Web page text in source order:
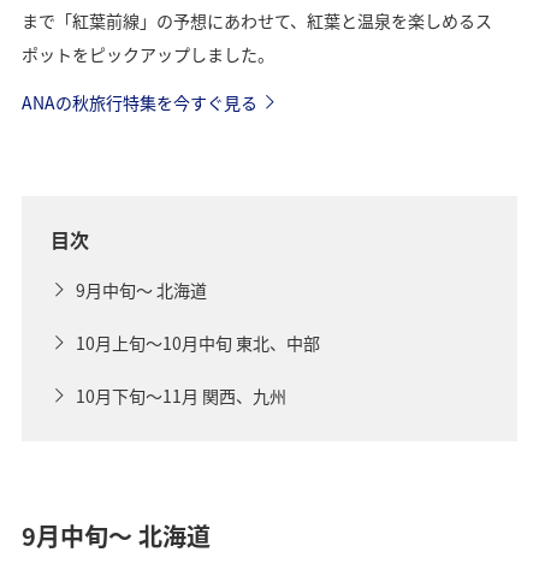
まで「紅葉前線」の予想にあわせて、紅葉と温泉を楽しめるス
ポットをピックアップしました。
ANAの秋旅行特集を今すぐ見る
目次
9月中旬～ 北海道
10月上旬～10月中旬 東北、中部
10月下旬～11月 関西、九州
9月中旬～ 北海道